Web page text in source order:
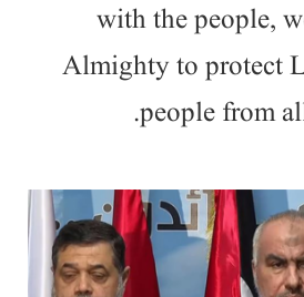
with the people,
Almighty to protect
people from